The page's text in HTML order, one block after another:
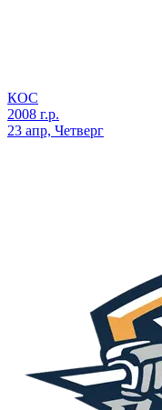
КОС
2008 г.р.
23 апр, Четверг